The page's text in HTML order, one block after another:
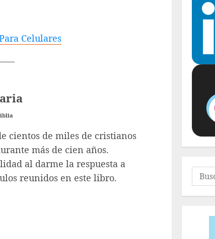
Celulares
cientos de miles de cristianos
más de cien años.
al darme la respuesta a
reunidos en este libro.
Buscar: